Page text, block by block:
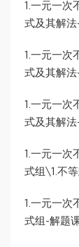
1.一元一次
式及其解
1.一元一次
式及其解
1.一元一次
式及其解
1.一元一次
式组\1.不
1.一元一次
式组-解题